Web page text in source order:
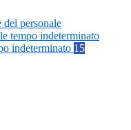
del personale
tempo indeterminato
indeterminato 15